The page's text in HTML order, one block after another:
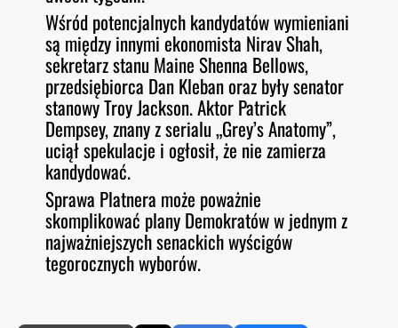
Wśród potencjalnych kandydatów wymieniani
są między innymi ekonomista Nirav Shah,
sekretarz stanu Maine Shenna Bellows,
przedsiębiorca Dan Kleban oraz były senator
stanowy Troy Jackson. Aktor Patrick
Dempsey, znany z serialu „Grey’s Anatomy”,
uciął spekulacje i ogłosił, że nie zamierza
kandydować.
Sprawa Platnera może poważnie
skomplikować plany Demokratów w jednym z
najważniejszych senackich wyścigów
tegorocznych wyborów.